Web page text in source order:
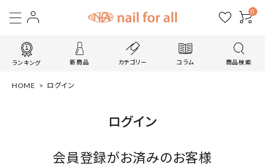
0
ランキング 新商品 カテゴリー コラム 商品検索
HOME ログイン
ログイン
会員登録がお済みのお客様